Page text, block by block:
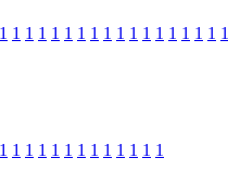
1 1 1 1 1 1 1 1 1 1 1 1 1 1 1 1 1 1
1 1 1 1 1 1 1 1 1 1 1 1 1